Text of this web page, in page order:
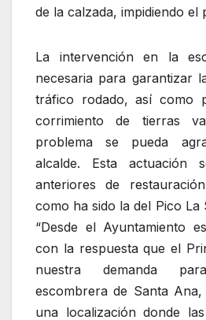
de la calzada, impidiendo el
La intervención en la
necesaria para garantizar
tráfico rodado, así como
corrimiento de tierras
problema se pueda
alcalde. Esta actuación
anteriores de
como ha sido la del Pico La
“Desde el Ayuntamiento
con la respuesta que el
nuestra demanda
escombrera de Santa
una localización donde